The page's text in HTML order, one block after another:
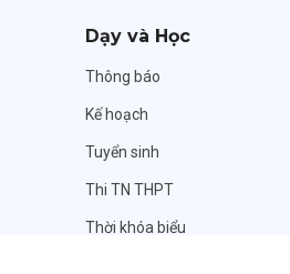
Dạy và Học
Thông báo
Kế hoạch
Tuyển sinh
Thi TN THPT
Thời khóa biểu